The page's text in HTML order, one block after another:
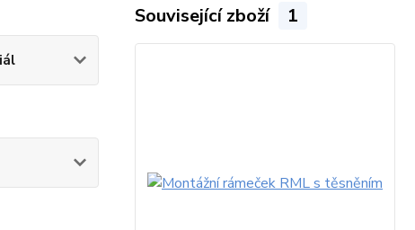
Související zboží 1